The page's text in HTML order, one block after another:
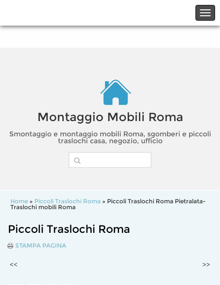
Montaggio Mobili Roma
Smontaggio e montaggio mobili Roma, sgomberi e piccoli
traslochi casa, negozio, ufficio
Home » Piccoli Traslochi Roma » Piccoli Traslochi Roma Pietralata-
Traslochi mobili Roma
Piccoli Traslochi Roma
STAMPA PAGINA
<< >>